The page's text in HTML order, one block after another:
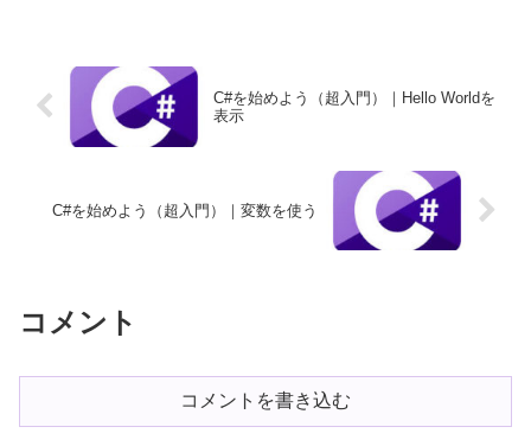
C#を始めよう（超入門）｜Hello Worldを
表示
C#を始めよう（超入門）｜変数を使う
コメント
コメントを書き込む